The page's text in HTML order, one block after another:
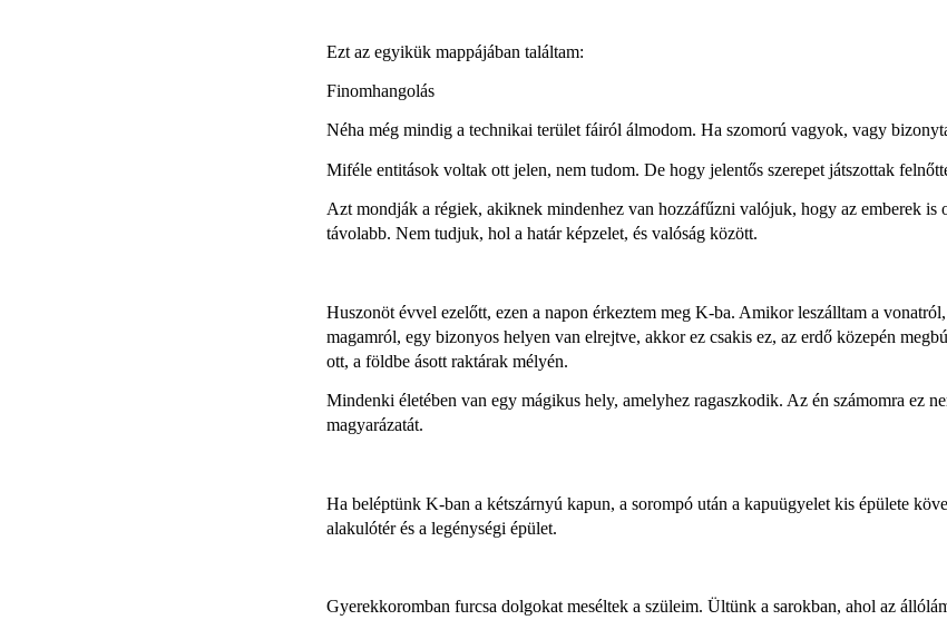
Ezt az egyikük mappájában találtam:
Finomhangolás
Néha még mindig a technikai terület fáiról álmodom. Ha szomorú vagyok, vagy
Miféle entitások voltak ott jelen, nem tudom. De hogy jelentős szerepet játszottak
Azt mondják a régiek, akiknek mindenhez van hozzáfűzni valójuk, hogy az emberek
távolabb. Nem tudjuk, hol a határ képzelet, és valóság között.
Huszonöt évvel ezelőtt, ezen a napon érkeztem meg K-ba. Amikor leszálltam a
magamról, egy bizonyos helyen van elrejtve, akkor ez csakis ez, az erdő közepén
ott, a földbe ásott raktárak mélyén.
Mindenki életében van egy mágikus hely, amelyhez ragaszkodik. Az én számomra ez
magyarázatát.
Ha beléptünk K-ban a kétszárnyú kapun, a sorompó után a kapuügyelet kis épülete
alakulótér és a legénységi épület.
Gyerekkoromban furcsa dolgokat meséltek a szüleim. Ültünk a sarokban, ahol az